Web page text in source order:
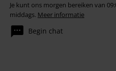
Je kunt ons morgen bereiken van
middags. Meer informatie
Begin chat